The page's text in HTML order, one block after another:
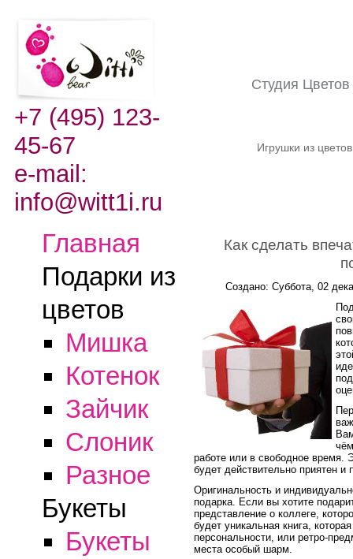
+7 (495) 123-
45-67
e-mail:
info@witt1i.ru
Студия Цветов
Игрушки из
Главная
Подарки из
цветов
Мишка
Котенок
Зайчик
Слоник
Разное
Букеты
Букеты
Как сделать
Создано: Суббота, 02
работе или в свободное время.
будет действительно приятен и
Оригинальность и
подарка. Если вы хотите
представление о коллеге,
будет уникальная книга,
персональности, или ретро-
места особый шарм.